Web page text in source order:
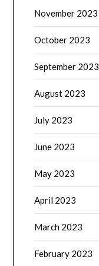
November 2023
October 2023
September 2023
August 2023
July 2023
June 2023
May 2023
April 2023
March 2023
February 2023